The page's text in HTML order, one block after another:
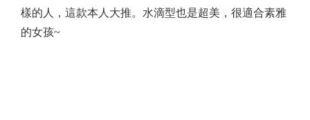
樣的人，這款本人大推。水滴型也是超美，很適合素雅
的女孩~